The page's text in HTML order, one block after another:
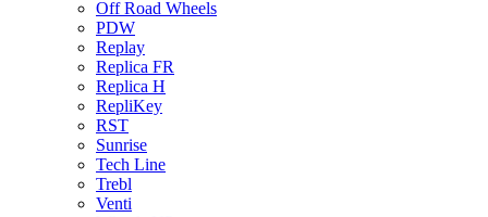
Off Road Wheels
PDW
Replay
Replica FR
Replica H
RepliKey
RST
Sunrise
Tech Line
Trebl
Venti